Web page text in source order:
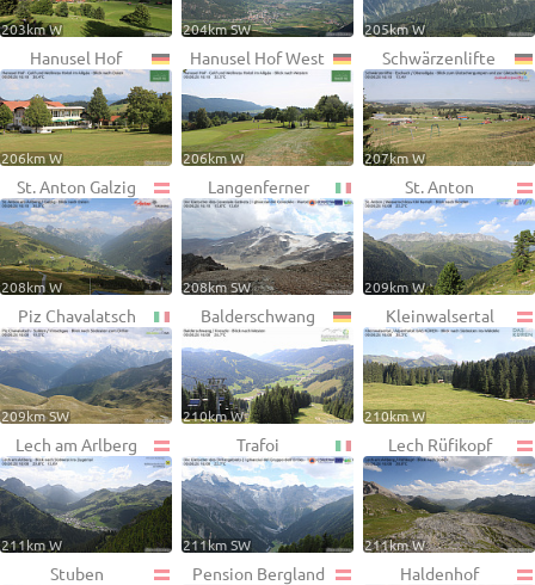
203km W 204km SW 205km W
Hanusel Hof
206km W
Hanusel Hof West
206km W
Schwärzenlifte
207km W
St. Anton Galzig
208km W
Langenferner
208km SW
St. Anton
209km W
Piz Chavalatsch
209km SW
Balderschwang
210km W
Kleinwalsertal
210km W
Lech am Arlberg
211km W
Trafoi
211km SW
Lech Rüfikopf
211km W
Stuben Pension Bergland Haldenhof